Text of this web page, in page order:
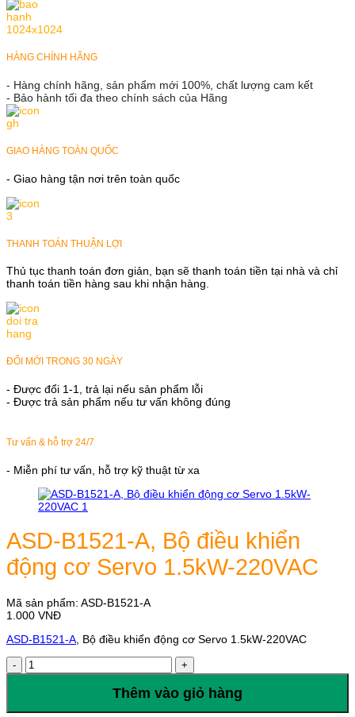
HÀNG CHÍNH HÃNG
- Hàng chính hãng, sản phẩm mới 100%, chất lượng cam kết
- Bảo hành tối đa theo chính sách của Hãng
GIAO HÀNG TOÀN QUỐC
- Giao hàng tận nơi trên toàn quốc
THANH TOÁN THUẬN LỢI
Thủ tục thanh toán đơn giản, bạn sẽ thanh toán tiền tại nhà và chỉ
thanh toán tiền hàng sau khi nhận hàng.
ĐỔI MỚI TRONG 30 NGÀY
- Được đổi 1-1, trả lại nếu sản phẩm lỗi
- Được trả sản phẩm nếu tư vấn không đúng
Tư vấn & hỗ trợ 24/7
- Miễn phí tư vấn, hỗ trợ kỹ thuật từ xa
ASD-B1521-A, Bộ điều khiển
động cơ Servo 1.5kW-220VAC
Mã sản phẩm: ASD-B1521-A
1.000 VNĐ
ASD-B1521-A , Bộ điều khiển động cơ Servo 1.5kW-220VAC
ASD-
B1521-
điều
Thêm vào giỏ hàng